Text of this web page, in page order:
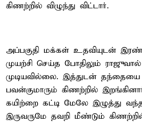
கிணற்றில் விழுந்து விட்டார்.
அப்பகுதி மக்கள் உதவியுடன்
முயற்சி செய்த போதிலும்
முடியவில்லை. இத்துடன் தந்தையை
பவன்குமாரும் கிணற்றில்
கயிற்றை கட்டி மேலே இழுத்து
இருவருமே தவறி மீண்டும்